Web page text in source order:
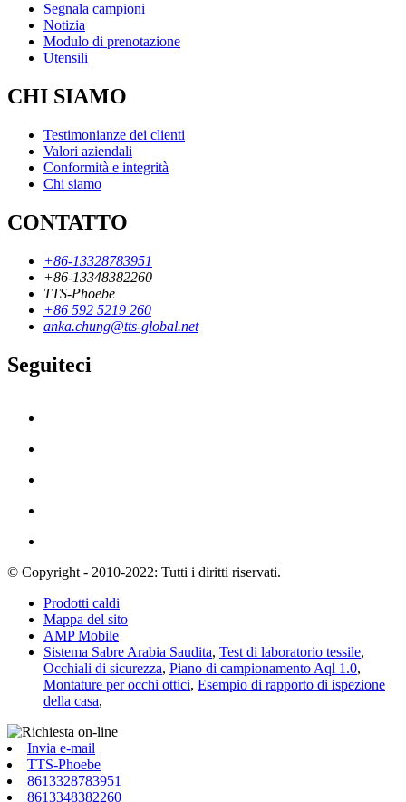
Segnala campioni
Notizia
Modulo di prenotazione
Utensili
CHI SIAMO
Testimonianze dei clienti
Valori aziendali
Conformità e integrità
Chi siamo
CONTATTO
+86-13328783951
+86-13348382260
TTS-Phoebe
+86 592 5219 260
anka.chung@tts-global.net
Seguiteci
© Copyright - 2010-2022: Tutti i diritti riservati.
Prodotti caldi
Mappa del sito
AMP Mobile
Sistema Sabre Arabia Saudita, Test di laboratorio tessile,
Occhiali di sicurezza, Piano di campionamento Aql 1.0,
Montature per occhi ottici, Esempio di rapporto di ispezione
della casa,
Invia e-mail
TTS-Phoebe
8613328783951
8613348382260